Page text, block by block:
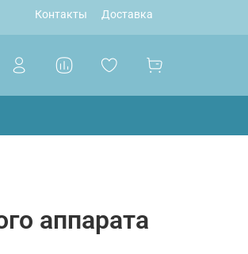
Контакты Доставка
аппарата